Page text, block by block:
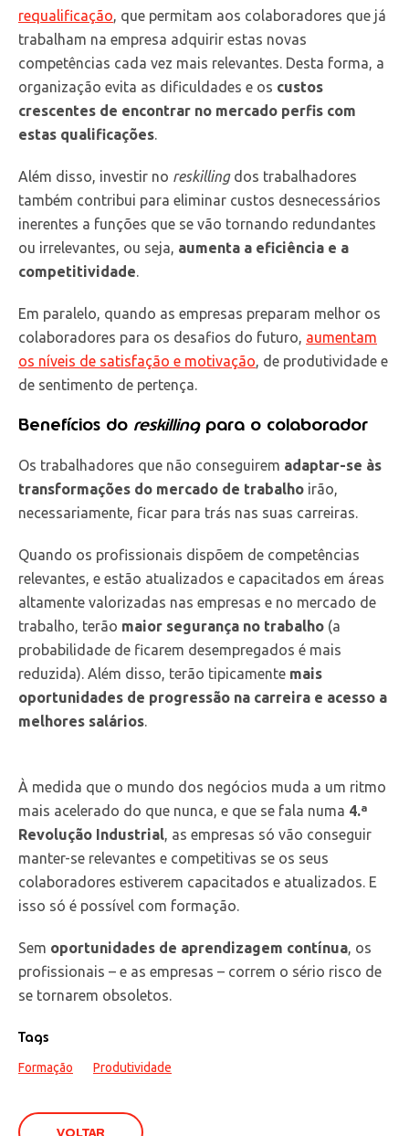
requalificação , que permitam aos colaboradores que já
trabalham na empresa adquirir estas novas
competências cada vez mais relevantes. Desta forma, a
organização evita as dificuldades e os custos
crescentes de encontrar no mercado perfis com
estas qualificações
Além disso, investir no reskillingdos trabalhadores
também contribui para eliminar custos desnecessários
inerentes a funções que se vão tornando redundantes
ou irrelevantes, ou seja, aumenta a eficiência e a
competitividade
Em paralelo, quando as empresas preparam melhor os
colaboradores para os desafios do futuro, aumentam
os níveis de satisfação e motivação , de produtividade e
de sentimento de pertença.
Benefícios do reskilling para o colaborador
Os trabalhadores que não conseguirem adaptar-se às
transformações do mercado de trabalho irão,
necessariamente, ficar para trás nas suas carreiras.
Quando os profissionais dispõem de competências
relevantes, e estão atualizados e capacitados em áreas
altamente valorizadas nas empresas e no mercado de
trabalho, terão maior segurança no trabalho (a
probabilidade de ficarem desempregados é mais
reduzida). Além disso, terão tipicamente mais
oportunidades de progressão na carreira e acesso a
melhores salários
À medida que o mundo dos negócios muda a um ritmo
mais acelerado do que nunca, e que se fala numa 4.ª
Revolução Industrial , as empresas só vão conseguir
manter-se relevantes e competitivas se os seus
colaboradores estiverem capacitados e atualizados. E
isso só é possível com formação.
Sem oportunidades de aprendizagem contínua , os
profissionais – e as empresas – correm o sério risco de
se tornarem obsoletos.
Tags
Formação Produtividade
VOLTAR